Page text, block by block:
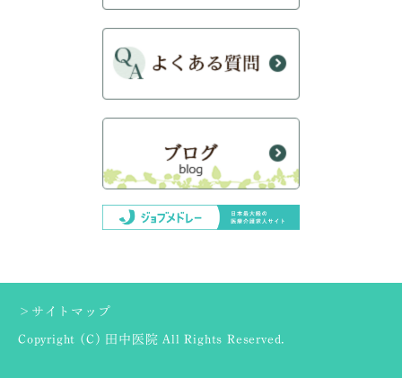
＞サイトマップ
Copyright (C) 田中医院 All Rights Reserved.